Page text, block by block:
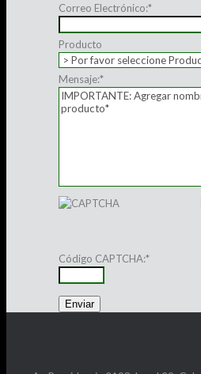
Correo Electrónico:*
Producto
Mensaje:*
Código CAPTCHA:*